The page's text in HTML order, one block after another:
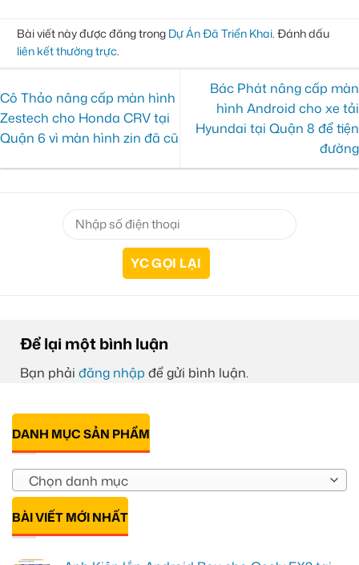
Bài viết này được đăng trong Dự Án Đã Triển Khai. Đánh dấu
liên kết thường trực.
Cô Thảo nâng cấp màn hình
Zestech cho Honda CRV tại
Quận 6 vì màn hình zin đã cũ
Bác Phát nâng cấp màn
hình Android cho xe tải
Hyundai tại Quận 8 để tiện
đường
Để lại một bình luận
Bạn phải đăng nhập để gửi bình luận.
DANH MỤC SẢN PHẨM
Chọn danh mục
BÀI VIẾT MỚI NHẤT